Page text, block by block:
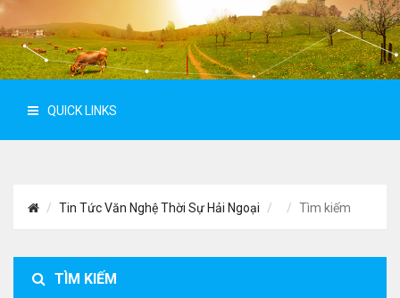
QUICK LINKS
Tin Tức Văn Nghệ Thời Sự Hải Ngoại Tìm kiếm
TÌM KIẾM